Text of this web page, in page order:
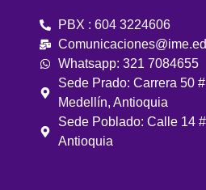
PBX : 604 3224606
Whatsapp: 321 7084655
Sede Prado: Carrera 50
Medellín, Antioquia
Sede Poblado: Calle 14
Antioquia